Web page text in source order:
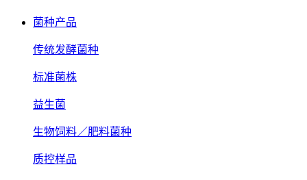
菌种产品
传统发酵菌种
标准菌株
益生菌
生物饲料／肥料菌种
质控样品